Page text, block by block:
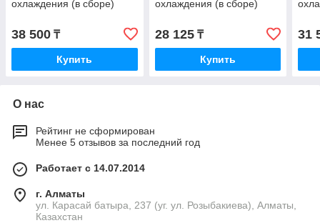
охлаждения (в сборе)
38 500 ₸
Купить
охлаждения (в сборе)
28 125₸
Купить
31
О нас
Рейтинг не сформирован
Менее 5 отзывов за последний год
Работает с 14.07.2014
г. Алматы
ул. Карасай батыра, 237 (уг. ул. Розыбакиева), Алматы,
Казахстан